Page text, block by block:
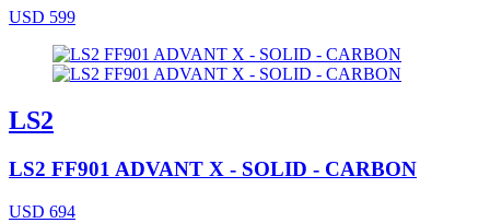
USD 599
LS2
LS2 FF901 ADVANT X - SOLID - CARBON
USD 694